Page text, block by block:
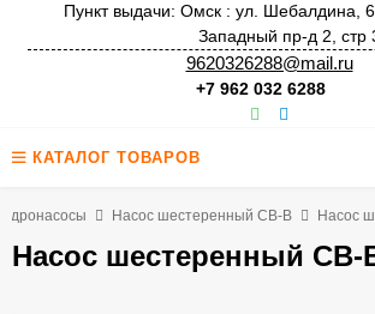
Пункт выдачи: Омск : ул. Шебалдина,
Западный пр-д 2, стр
9620326288@mail.ru
+7 962 032 6288
КАТАЛОГ ТОВАРОВ
Насос шестеренный СВ-В Насос
Насос шестеренный СВ-